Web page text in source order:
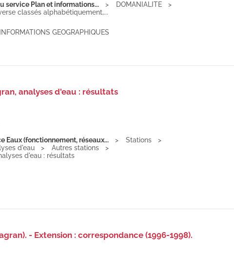
service Plan et informations...
DOMANIALITE
classés alphabétiquement,...
GEOGRAPHIQUES
analyses d'eau : résultats
Eaux (fonctionnement, réseaux...
Stations
d'eau
Autres stations
d'eau : résultats
- Extension : correspondance (1996-1998).